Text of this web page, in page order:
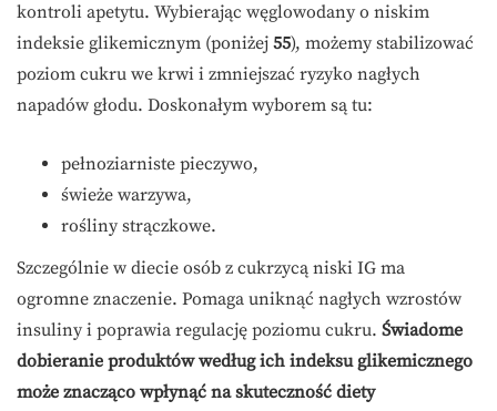
kontroli apetytu. Wybierając węglowodany o niskim
indeksie glikemicznym (poniżej 55), możemy stabilizować
poziom cukru we krwi i zmniejszać ryzyko nagłych
napadów głodu. Doskonałym wyborem są tu:
pełnoziarniste pieczywo,
świeże warzywa,
rośliny strączkowe.
Szczególnie w diecie osób z cukrzycą niski IG ma
ogromne znaczenie. Pomaga uniknąć nagłych wzrostów
insuliny i poprawia regulację poziomu cukru. Świadome
dobieranie produktów według ich indeksu glikemicznego
może znacząco wpłynąć na skuteczność diety